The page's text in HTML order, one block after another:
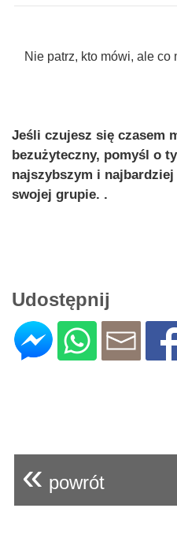
Nie patrz, kto mówi, ale co
Jeśli czujesz się czasem
bezużyteczny, pomyśl o
najszybszym i
swojej grupie. .
Udostępnij
« powrót